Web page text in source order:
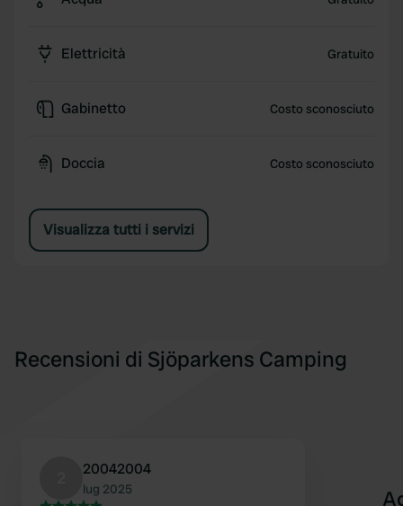
Elettricità Gratuito
Gabinetto Costo sconosciuto
Doccia Costo sconosciuto
Visualizza tutti i servizi
Recensioni di Sjöparkens Camping
20042004
lug 2025